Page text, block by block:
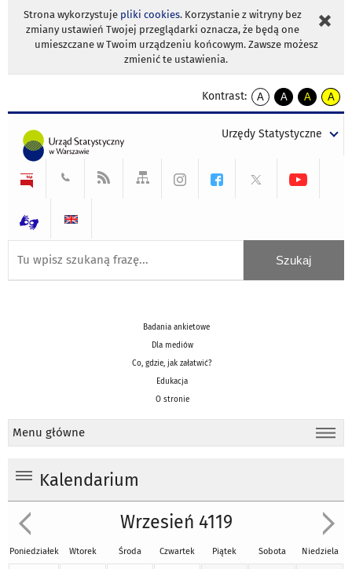
Strona wykorzystuje pliki cookies. Korzystanie z witryny bez
zmiany ustawień Twojej przeglądarki oznacza, że będą one
umieszczane w Twoim urządzeniu końcowym. Zawsze możesz
zmienić te ustawienia.
Kontrast:
A
kontrast
A
kontrast
tekst
czarnym
A
kontrast
tekst
czarnym
A
tekst
żółtym
Urzędy Statystyczne
Badania ankietowe
Dla mediów
Co, gdzie, jak załatwić?
Edukacja
O stronie
Menu główne
Kalendarium
Wrzesień 4119
Poniedziałek Wtorek Środa Czwartek Piątek Sobota Niedziela